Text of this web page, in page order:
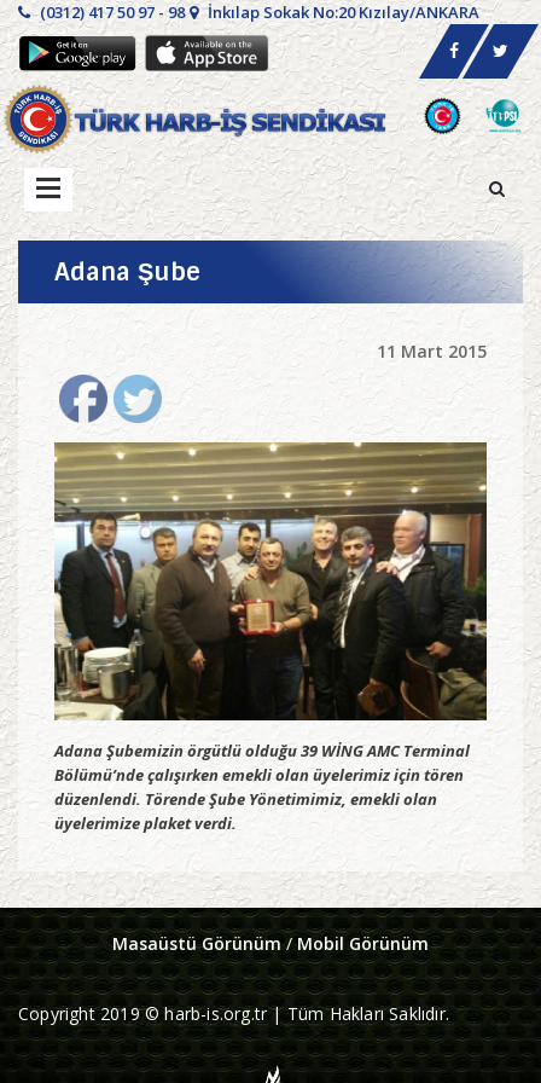
(0312) 417 50 97 - 98 İnkılap Sokak No:20 Kızılay/ANKARA
Adana Şube
11 Mart 2015
Adana Şubemizin örgütlü olduğu 39 WİNG AMC Terminal
Bölümü’nde çalışırken emekli olan üyelerimiz için tören
düzenlendi. Törende Şube Yönetimimiz, emekli olan
üyelerimize plaket verdi.
Masaüstü Görünüm/ Mobil Görünüm
Copyright 2019 © harb-is.org.tr | Tüm Hakları Saklıdır.